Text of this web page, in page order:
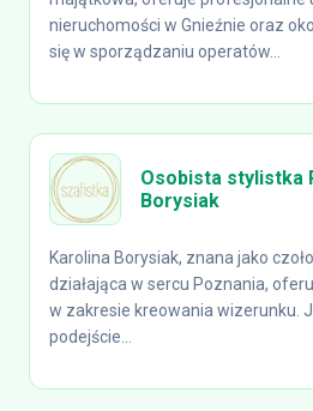
nieruchomości w Gnieźnie oraz
się w sporządzaniu operatów...
Osobista stylistka
Borysiak
Karolina Borysiak, znana jako
działająca w sercu Poznania,
w zakresie kreowania wizerunku.
podejście...